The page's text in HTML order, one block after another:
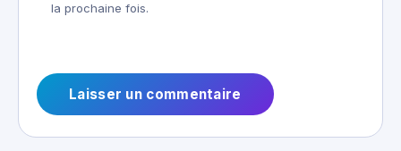
la prochaine fois.